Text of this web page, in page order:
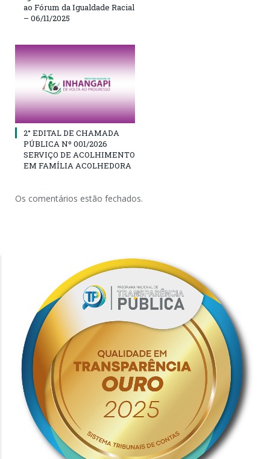
ao Fórum da Igualdade Racial
– 06/11/2025
2° EDITAL DE CHAMADA
PÚBLICA Nº 001/2026
SERVIÇO DE ACOLHIMENTO
EM FAMÍLIA ACOLHEDORA
Os comentários estão fechados.